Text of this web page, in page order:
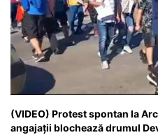
(VIDEO) Protest spontan la
angajații blochează drumul